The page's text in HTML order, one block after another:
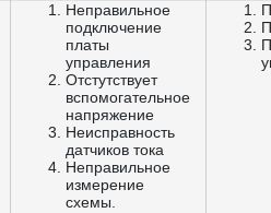
Неправильное
подключение
платы
управления
Отстутствует
вспомогательное
напряжение
Неисправность
датчиков тока
Неправильное
измерение
схемы.